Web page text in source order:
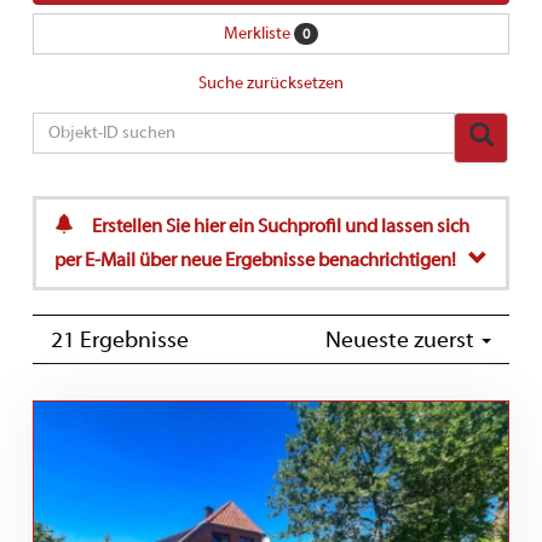
Merkliste 0
Suche zurücksetzen
Erstellen Sie hier ein Suchprofil und lassen sich
per E-Mail über neue Ergebnisse benachrichtigen!
21 Ergebnisse Neueste zuerst